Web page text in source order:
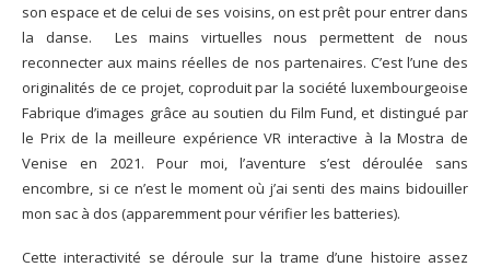
son espace et de celui de ses voisins, on est prêt pour entrer dans
la danse. Les mains virtuelles nous permettent de nous
reconnecter aux mains réelles de nos partenaires. C’est l’une des
originalités de ce projet, coproduit par la société luxembourgeoise
Fabrique d’images grâce au soutien du Film Fund, et distingué par
le Prix de la meilleure expérience VR interactive à la Mostra de
Venise en 2021. Pour moi, l’aventure s’est déroulée sans
encombre, si ce n’est le moment où j’ai senti des mains bidouiller
mon sac à dos (apparemment pour vérifier les batteries).
Cette interactivité se déroule sur la trame d’une histoire assez